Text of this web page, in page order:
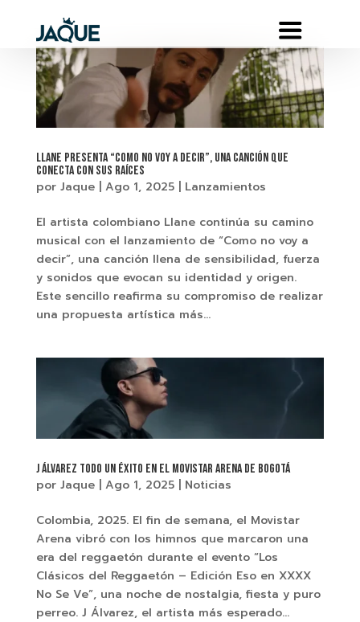
Llane presenta “Como no voy a decir”, una canción que
conecta con sus raíces
por Jaque| Ago 1, 2025| Lanzamientos
El artista colombiano Llane continúa su camino
musical con el lanzamiento de “Como no voy a
decir”, una canción llena de sensibilidad, fuerza
y sonidos que evocan su identidad y origen.
Este sencillo reafirma su compromiso de realizar
una propuesta artística más...
J Álvarez todo un éxito en el Movistar Arena de Bogotá
por Jaque| Ago 1, 2025| Noticias
Colombia, 2025. El fin de semana, el Movistar
Arena vibró con los himnos que marcaron una
era del reggaetón durante el evento “Los
Clásicos del Reggaetón – Edición Eso en XXXX
No Se Ve”, una noche de nostalgia, fiesta y puro
perreo. J Álvarez, el artista más esperado...